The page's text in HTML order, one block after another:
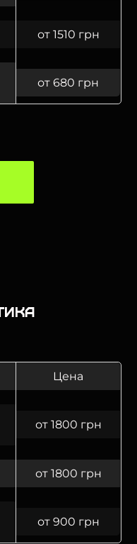
от 1510 грн
от 680 грн
Цена
от 1800 грн
от 1800 грн
от 900 грн